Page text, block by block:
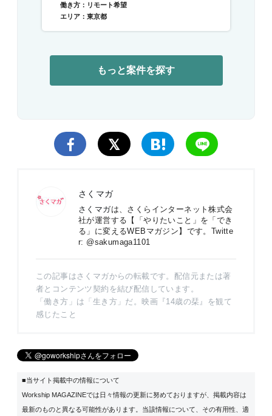
働き方：リモート希望
エリア：東京都
もっと案件を探す
さくマガ
さくマガは、さくらインターネット株式会
社が運営する【「やりたいこと」を「でき
る」に変えるWEBマガジン】です。Twitte
r: @sakumaga1101
この記事はさくマガからの転載です。配信元または著
者とコンテンツ契約を結び配信しています。
「働き方」は「生き方」だ。映画『14歳の栞』を観て
感じたこと
■当サイト掲載中の情報について
Workship MAGAZINEでは日々情報の更新に努めておりますが、掲載内容は
最新のものと異なる可能性があります。当該情報について、その有用性、適